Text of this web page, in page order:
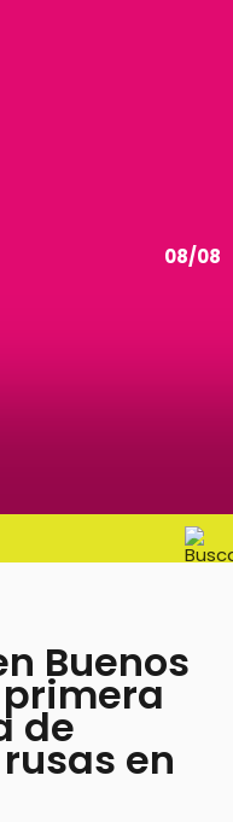
08/08
Buenos
de
en